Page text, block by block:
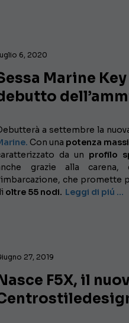
6, 2020
Marine
a settembre la
Con una potenza
da un profilo
grazie alla carena,
che promette
oltre 55 nodi. Leggi di piú …
27, 2019
F5X, il